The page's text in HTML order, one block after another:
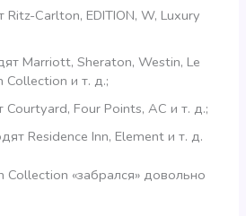
Ritz-Carlton, EDITION, W, Luxury
Marriott, Sheraton, Westin, Le
и т. д.;
Courtyard, Four Points, AC и т. д.;
Residence Inn, Element и т. д.
Collection «забрался» довольно